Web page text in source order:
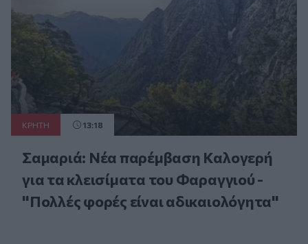
ΚΡΗΤΗ 13:18
Σαμαριά: Νέα παρέμβαση Καλογερή
για τα κλεισίματα του Φαραγγιού -
"Πολλές φορές είναι αδικαιολόγητα"